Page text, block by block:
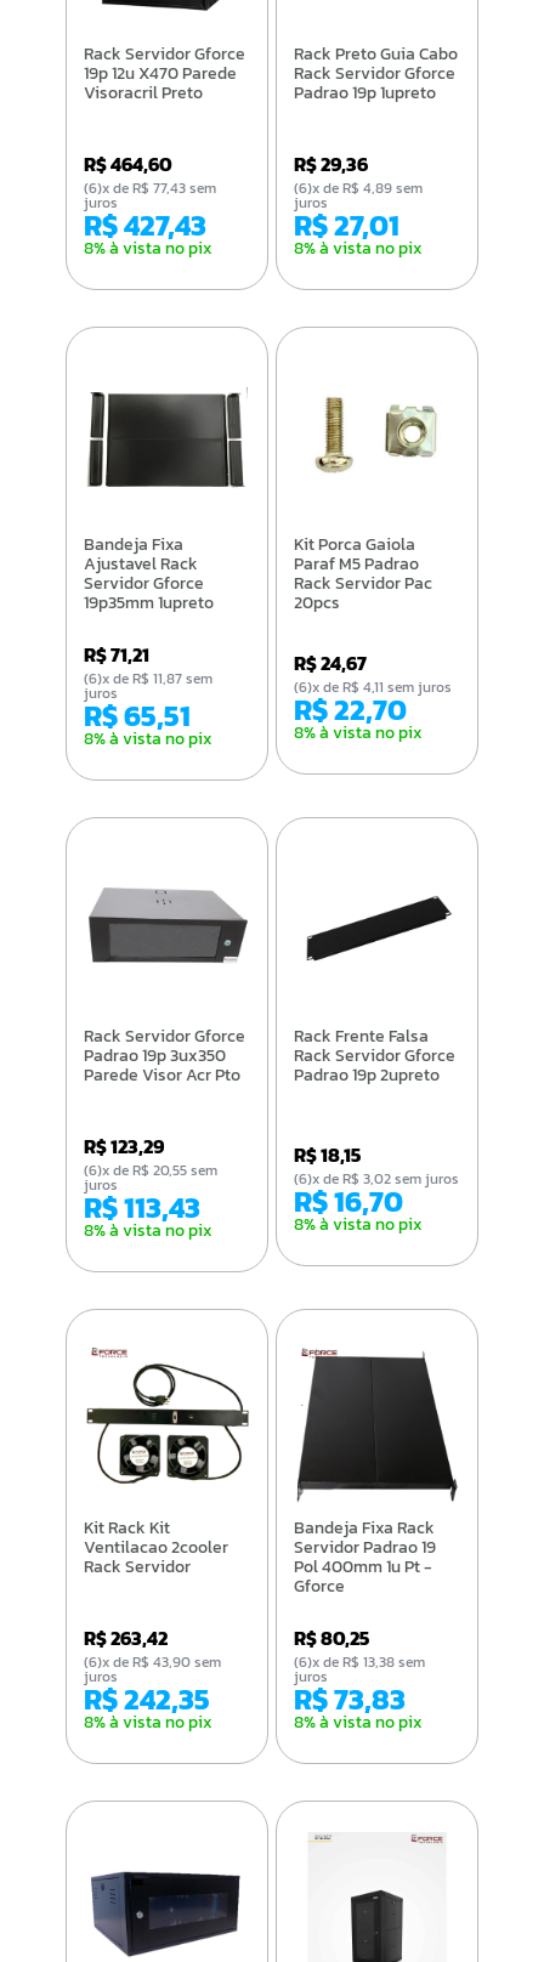
Rack Servidor Gforce
19p 12u X470 Parede
Visoracril Preto
R$ 464,60
R$ 427,43
8% à vista no pix
(6)x de R$ 77,43 sem
juros
Rack Preto Guia Cabo
Rack Servidor Gforce
Padrao 19p 1upreto
R$ 29,36
R$ 27,01
8% à vista no pix
(6)x de R$ 4,89 sem
juros
Bandeja Fixa
Ajustavel Rack
Servidor Gforce
19p35mm 1upreto
R$ 71,21
R$ 65,51
8% à vista no pix
(6)x de R$ 11,87 sem
juros
Kit Porca Gaiola
Paraf M5 Padrao
Rack Servidor Pac
20pcs
R$ 24,67
R$ 22,70
8% à vista no pix
(6)x de R$ 4,11 sem juros
Rack Servidor Gforce
Padrao 19p 3ux350
Parede Visor Acr Pto
R$ 123,29
R$ 113,43
8% à vista no pix
(6)x de R$ 20,55 sem
juros
Rack Frente Falsa
Rack Servidor Gforce
Padrao 19p 2upreto
R$ 18,15
R$ 16,70
8% à vista no pix
(6)x de R$ 3,02 sem juros
Kit Rack Kit
Ventilacao 2cooler
Rack Servidor
R$ 263,42
R$ 242,35
8% à vista no pix
(6)x de R$ 43,90 sem
juros
Bandeja Fixa Rack
Servidor Padrao 19
Pol 400mm 1u Pt -
Gforce
R$ 80,25
R$ 73,83
8% à vista no pix
(6)x de R$ 13,38 sem
juros